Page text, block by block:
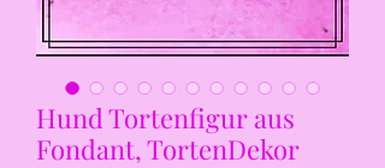
Hund Tortenfigur aus
Fondant, TortenDekor